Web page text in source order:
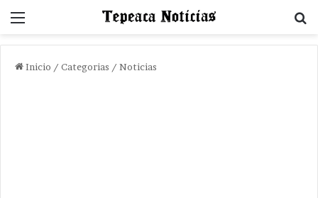
Menu
Inicio / Categorias / Noticias